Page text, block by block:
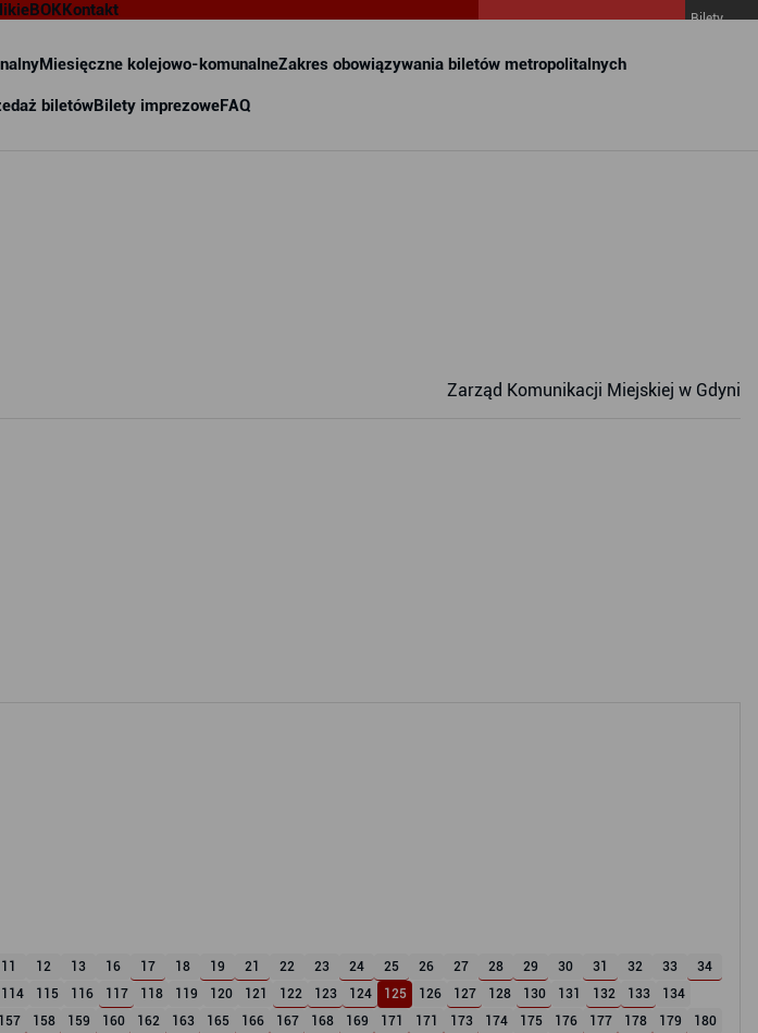
Miesięczne kolejowo-komunalneZakres obowiązywania biletów metropolitalnych
biletówBilety imprezoweFAQ
eBOKKontakt
Bilety
11 12 13 16 17 18 19 21 22 23 24 25 26 27 28 29 30 31 32 33
34
114 115 116 117 118 119 120 121 122 123 124 125 126 127 128 130 131 132 133
134
157 158 159 160 162 163 165 166 167 168 169 171 171 173 174 175 176 177 178 179
180
Zarząd Komunikacji Miejskiej w Gdyni